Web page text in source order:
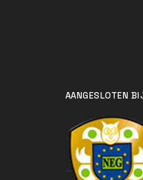
AANGESLOTEN